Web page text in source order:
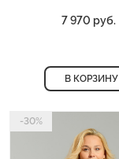
7 970 руб.
В КОРЗИНУ
-30%